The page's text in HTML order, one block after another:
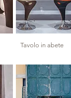
Tavolo in abete